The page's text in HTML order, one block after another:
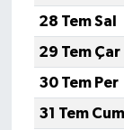
28 Tem Sal
29 Tem Çar
30 Tem Per
31 Tem Cum